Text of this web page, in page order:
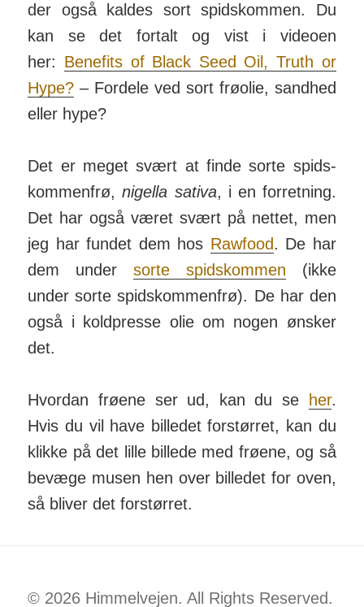
der også kaldes sort spids­kommen. Du
kan se det fortalt og vist i videoen
her: Benefits of Black Seed Oil, Truth or
Hype? – Fordele ved sort frøolie, sandhed
eller hype?
Det er meget svært at finde sorte spids­
kom­men­frø,nigella sa­tiva, i en for­ret­ning.
Det har også været svært på nettet, men
jeg har fundet dem hos Raw­food. De har
dem under sorte spids­kommen (ikke
under sorte spids­kom­men­frø). De har den
også i kold­presse olie om nogen ønsker
det.
Hvordan frøene ser ud, kan du se her.
Hvis du vil have bil­ledet for­størret, kan du
klikke på det lille billede med frøene, og så
bevæge musen hen over bil­ledet for oven,
så bliver det for­størret.
© 2026 Himmelvejen. All Rights Reserved.